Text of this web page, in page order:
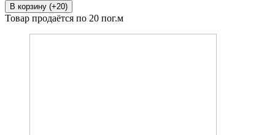
В корзину (+20)
Товар продаётся по 20 пог.м